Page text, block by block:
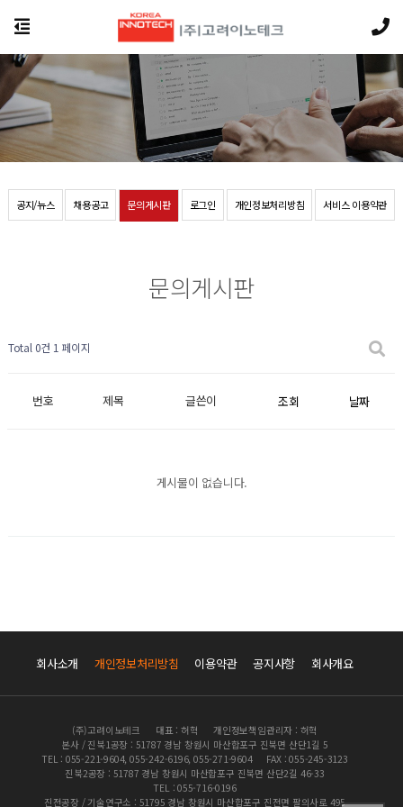
공지/뉴스 채용공고 문의게시판 로그인 개인정보처리방침 서비스 이용약관
문의게시판
Total 0건 1 페이지
번호 제목 글쓴이 조회 날짜
게시물이 없습니다.
회사소개 개인정보처리방침 이용약관 공지사항 회사개요
(주)고려이노테크 대표 : 허혁
개인정보책임관리자 : 허혁
본사 / 진북1공장 : 51787 경남 창원시 마산합포구 진북면 산단1길 5
TEL : 055-221-9604, 055-242-6196, 055-271-9604
FAX : 055-245-3123
진북2공장 : 51787 경남 창원시 마산합포구 진북면 산단2길 46-33
TEL : 055-716-0196
진전공장 / 기술연구소 : 51795 경남 창원시 마산합포구 진전면 팔의사로 495